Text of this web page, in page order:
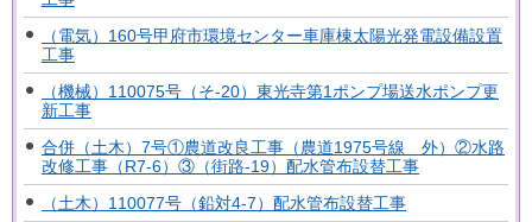
（電気）160号甲府市環境センター車庫棟太陽光発電設備設置
工事
（機械）110075号（そ-20）東光寺第1ポンプ場送水ポンプ更
新工事
合併（土木）7号①農道改良工事（農道1975号線 外）②水路
改修工事（R7-6）③（街路-19）配水管布設替工事
（土木）110077号（鉛対4-7）配水管布設替工事